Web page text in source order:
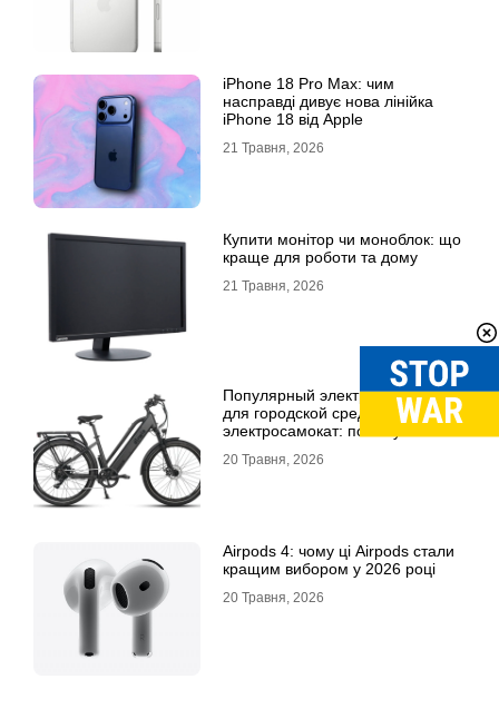
iPhone 18 Pro Max: чим
насправді дивує нова лінійка
iPhone 18 від Apple
21 Травня, 2026
Купити монітор чи моноблок: що
краще для роботи та дому
21 Травня, 2026
Популярный электровелосипед
для городской среды и топовый
электросамокат: почему их
20 Травня, 2026
Airpods 4: чому ці Airpods стали
кращим вибором у 2026 році
20 Травня, 2026